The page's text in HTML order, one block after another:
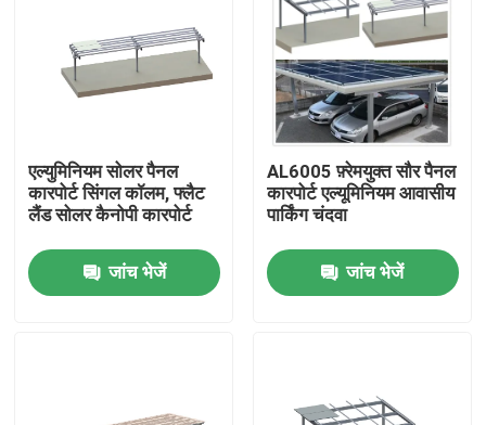
एल्युमिनियम सोलर पैनल
कारपोर्ट सिंगल कॉलम, फ्लैट
लैंड सोलर कैनोपी कारपोर्ट
जांच भेजें
AL6005 फ़्रेमयुक्त सौर पैनल
कारपोर्ट एल्यूमिनियम आवासीय
पार्किंग चंदवा
जांच भेजें